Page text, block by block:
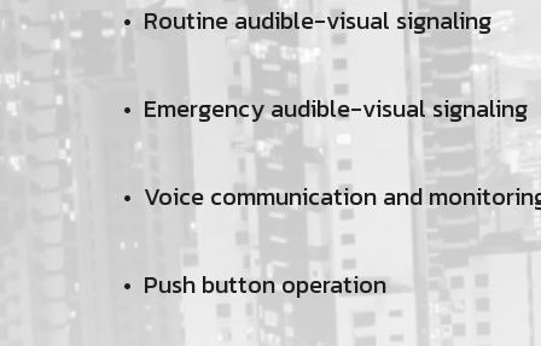
• Routine audible-visual signaling
• Emergency audible-visual signaling
• Voice communication and
• Push button operation